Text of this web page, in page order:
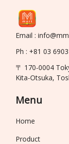
Email :
Ph : +81 03
〒 170-0004
Kita-Otsuka,
Menu
Home
Product